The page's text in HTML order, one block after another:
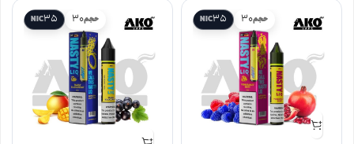
حجم30
35
NIC حجم30
35
NIC